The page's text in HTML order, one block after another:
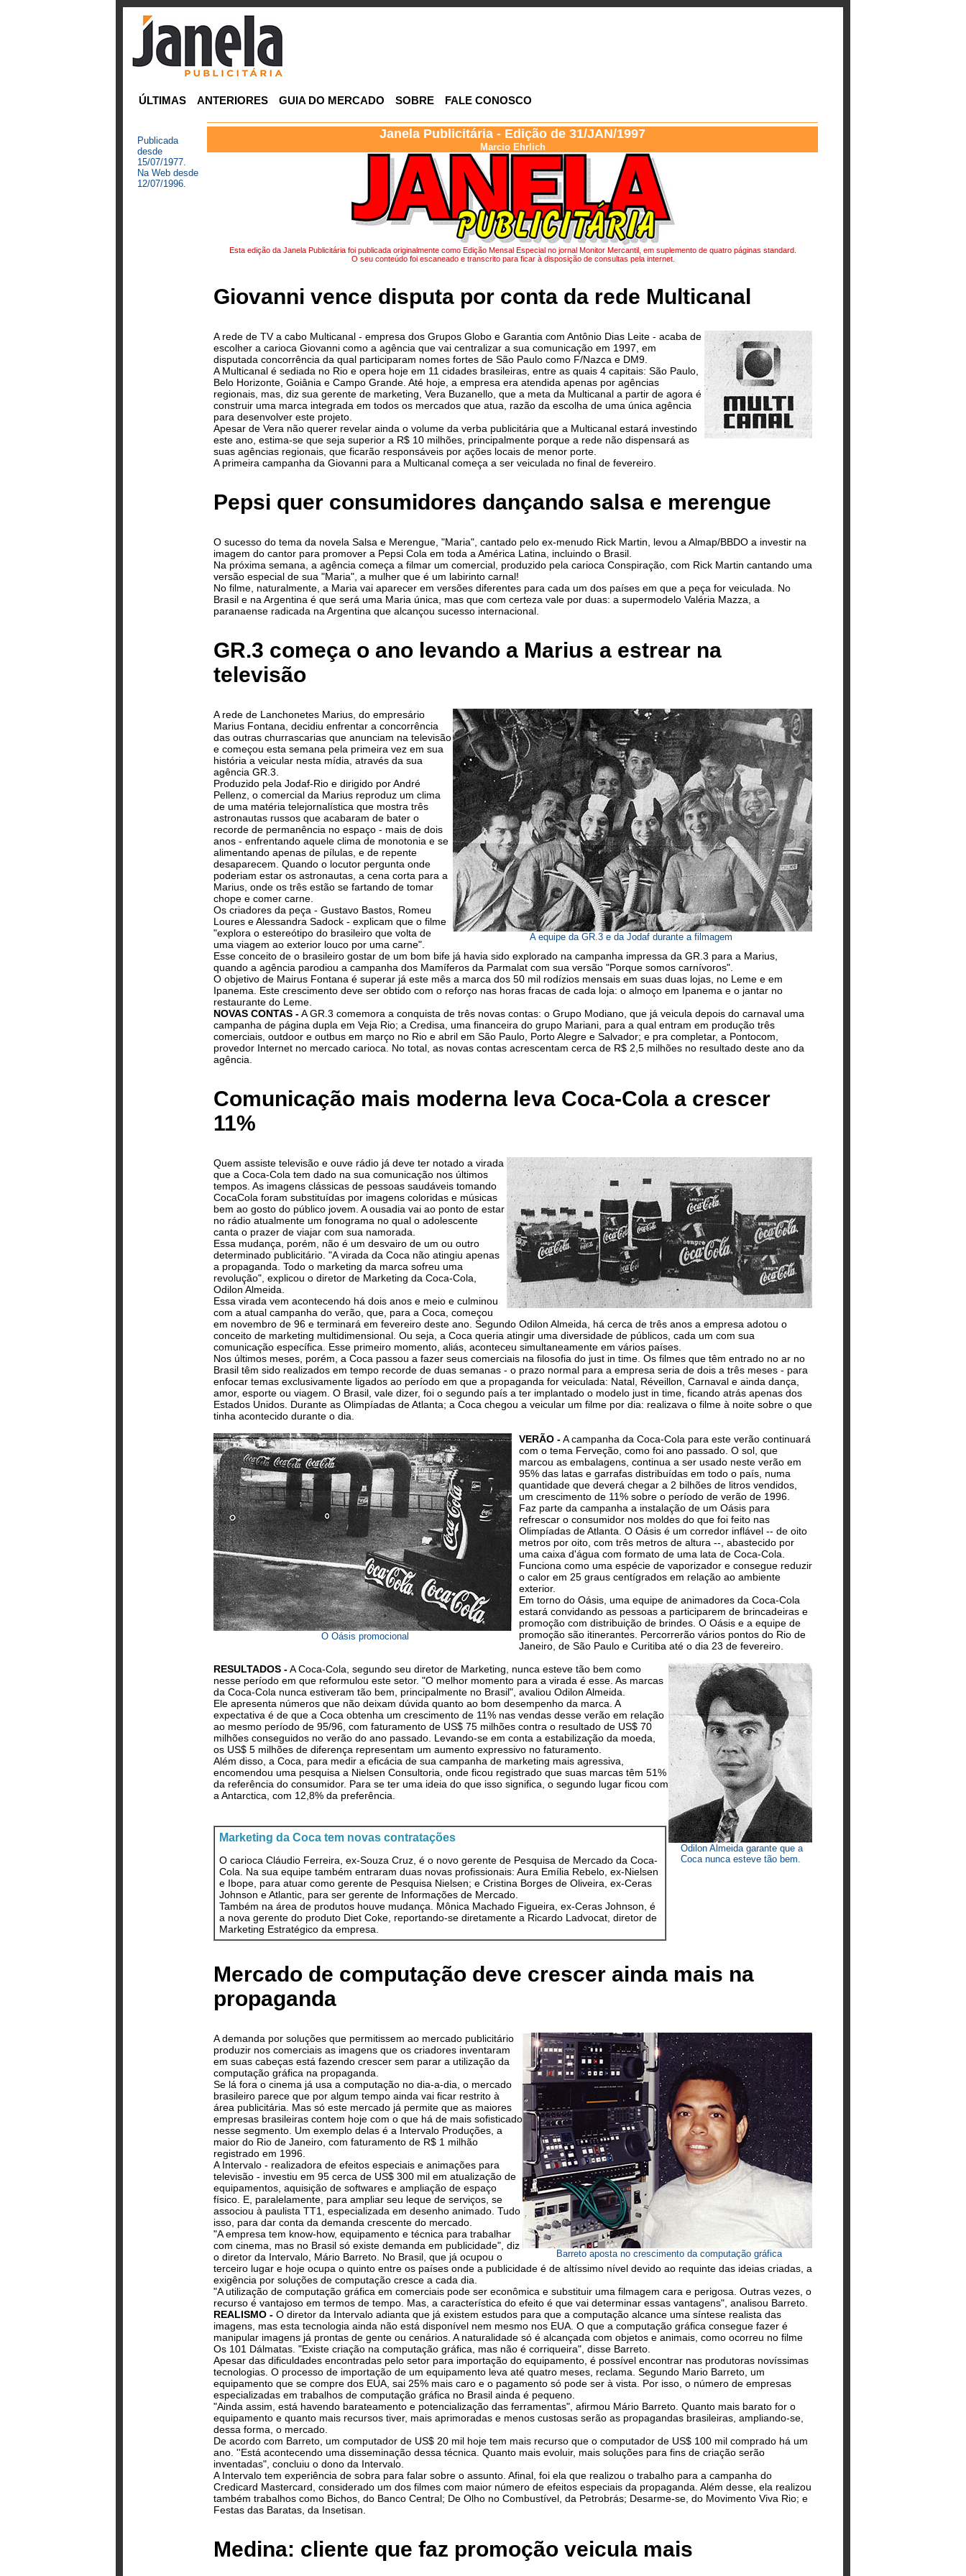
ÚLTIMAS ANTERIORES GUIA DO MERCADO SOBRE FALE CONOSCO
Publicada
desde
15/07/1977.
Na Web desde
12/07/1996.
Janela Publicitária - Edição de 31/JAN/1997
Marcio Ehrlich
Esta edição da Janela Publicitária foi publicada originalmente como Edição Mensal Especial no jornal Monitor Mercantil, em suplemento de quatro páginas standard.
O seu conteúdo foi escaneado e transcrito para ficar à disposição de consultas pela internet.
Giovanni vence disputa por conta da rede Multicanal
A rede de TV a cabo Multicanal - empresa dos Grupos Globo e Garantia com Antônio Dias Leite - acaba de
escolher a carioca Giovanni como a agência que vai centralizar a sua comunicação em 1997, em
disputada concorrência da qual participaram nomes fortes de São Paulo como F/Nazca e DM9.
A Multicanal é sediada no Rio e opera hoje em 11 cidades brasileiras, entre as quais 4 capitais: São Paulo,
Belo Horizonte, Goiânia e Campo Grande. Até hoje, a empresa era atendida apenas por agências
regionais, mas, diz sua gerente de marketing, Vera Buzanello, que a meta da Multicanal a partir de agora é
construir uma marca integrada em todos os mercados que atua, razão da escolha de uma única agência
para desenvolver este projeto.
Apesar de Vera não querer revelar ainda o volume da verba publicitária que a Multicanal estará investindo
este ano, estima-se que seja superior a R$ 10 milhões, principalmente porque a rede não dispensará as
suas agências regionais, que ficarão responsáveis por ações locais de menor porte.
A primeira campanha da Giovanni para a Multicanal começa a ser veiculada no final de fevereiro.
Pepsi quer consumidores dançando salsa e merengue
O sucesso do tema da novela Salsa e Merengue, "Maria", cantado pelo ex-menudo Rick Martin, levou a Almap/BBDO a investir na
imagem do cantor para promover a Pepsi Cola em toda a América Latina, incluindo o Brasil.
Na próxima semana, a agência começa a filmar um comercial, produzido pela carioca Conspiração, com Rick Martin cantando uma
versão especial de sua "Maria", a mulher que é um labirinto carnal!
No filme, naturalmente, a Maria vai aparecer em versões diferentes para cada um dos países em que a peça for veiculada. No
Brasil e na Argentina é que será uma Maria única, mas que com certeza vale por duas: a supermodelo Valéria Mazza, a
paranaense radicada na Argentina que alcançou sucesso internacional.
GR.3 começa o ano levando a Marius a estrear na
televisão
A equipe da GR.3 e da Jodaf durante a filmagem
A rede de Lanchonetes Marius, do empresário
Marius Fontana, decidiu enfrentar a concorrência
das outras churrascarias que anunciam na televisão
e começou esta semana pela primeira vez em sua
história a veicular nesta mídia, através da sua
agência GR.3.
Produzido pela Jodaf-Rio e dirigido por André
Pellenz, o comercial da Marius reproduz um clima
de uma matéria telejornalística que mostra três
astronautas russos que acabaram de bater o
recorde de permanência no espaço - mais de dois
anos - enfrentando aquele clima de monotonia e se
alimentando apenas de pílulas, e de repente
desaparecem. Quando o locutor pergunta onde
poderiam estar os astronautas, a cena corta para a
Marius, onde os três estão se fartando de tomar
chope e comer carne.
Os criadores da peça - Gustavo Bastos, Romeu
Loures e Alessandra Sadock - explicam que o filme
"explora o estereótipo do brasileiro que volta de
uma viagem ao exterior louco por uma carne".
Esse conceito de o brasileiro gostar de um bom bife já havia sido explorado na campanha impressa da GR.3 para a Marius,
quando a agência parodiou a campanha dos Mamíferos da Parmalat com sua versão "Porque somos carnívoros".
O objetivo de Mairus Fontana é superar já este mês a marca dos 50 mil rodízios mensais em suas duas lojas, no Leme e em
Ipanema. Este crescimento deve ser obtido com o reforço nas horas fracas de cada loja: o almoço em Ipanema e o jantar no
restaurante do Leme.
NOVAS CONTAS -A GR.3 comemora a conquista de três novas contas: o Grupo Modiano, que já veicula depois do carnaval uma
campanha de página dupla em Veja Rio; a Credisa, uma financeira do grupo Mariani, para a qual entram em produção três
comerciais, outdoor e outbus em março no Rio e abril em São Paulo, Porto Alegre e Salvador; e pra completar, a Pontocom,
provedor Internet no mercado carioca. No total, as novas contas acrescentam cerca de R$ 2,5 milhões no resultado deste ano da
agência.
Comunicação mais moderna leva Coca-Cola a crescer
11%
Quem assiste televisão e ouve rádio já deve ter notado a virada
que a Coca-Cola tem dado na sua comunicação nos últimos
tempos. As imagens clássicas de pessoas saudáveis tomando
Coca­Cola foram substituídas por imagens coloridas e músicas
bem ao gosto do público jovem. A ousadia vai ao ponto de estar
no rádio atualmente um fonograma no qual o adolescente
canta o prazer de viajar com sua namorada.
Essa mudança, porém, não é um desvairo de um ou outro
determinado publicitário. "A virada da Coca não atingiu apenas
a propaganda. Todo o marketing da marca sofreu uma
revolução", explicou o diretor de Marketing da Coca-Cola,
Odilon Almeida.
Essa virada vem acontecendo há dois anos e meio e culminou
com a atual campanha do verão, que, para a Coca, começou
em novembro de 96 e terminará em fevereiro deste ano. Segundo Odilon Almeida, há cerca de três anos a empresa adotou o
conceito de marketing multidimensional. Ou seja, a Coca queria atingir uma diversidade de públicos, cada um com sua
comunicação específica. Esse primeiro momento, aliás, aconteceu simultaneamente em vários países.
Nos últimos meses, porém, a Coca passou a fazer seus comerciais na filosofia do just in time. Os filmes que têm entrado no ar no
Brasil têm sido realizados em tempo recorde de duas semanas - o prazo normal para a empresa seria de dois a três meses - para
enfocar temas exclusivamente ligados ao período em que a propaganda for veiculada: Natal, Réveillon, Carnaval e ainda dança,
amor, esporte ou viagem. O Brasil, vale dizer, foi o segundo país a ter implantado o modelo just in time, ficando atrás apenas dos
Estados Unidos. Durante as Olimpíadas de Atlanta; a Coca chegou a veicular um filme por dia: realizava o filme à noite sobre o que
tinha acontecido durante o dia.
O Oásis promocional
VERÃO -A campanha da Coca-Cola para este verão continuará
com o tema Ferveção, como foi ano passado. O sol, que
marcou as embalagens, continua a ser usado neste verão em
95% das latas e garrafas distribuídas em todo o país, numa
quantidade que deverá chegar a 2 bilhões de litros vendidos,
um crescimento de 11% sobre o período de verão de 1996.
Faz parte da campanha a instalação de um Oásis para
refrescar o consumidor nos moldes do que foi feito nas
Olimpíadas de Atlanta. O Oásis é um corredor inflável -- de oito
metros por oito, com três metros de altura --, abastecido por
uma caixa d'água com formato de uma lata de Coca-Cola.
Funciona como uma espécie de vaporizador e consegue reduzir
o calor em 25 graus centígrados em relação ao ambiente
exterior.
Em torno do Oásis, uma equipe de animadores da Coca-Cola
estará convidando as pessoas a participarem de brincadeiras e
promoção com distribuição de brindes. O Oásis e a equipe de
promoção são itinerantes. Percorrerão vários pontos do Rio de
Janeiro, de São Paulo e Curitiba até o dia 23 de fevereiro.
Odilon Almeida garante que a
Coca nunca esteve tão bem.
RESULTADOS -A Coca-Cola, segundo seu diretor de Marketing, nunca esteve tão bem como
nesse período em que reformulou este setor. "O melhor momento para a virada é esse. As marcas
da Coca-Cola nunca estiveram tão bem, principalmente no Brasil", avaliou Odilon Almeida.
Ele apresenta números que não deixam dúvida quanto ao bom desempenho da marca. A
expectativa é de que a Coca obtenha um crescimento de 11% nas vendas desse verão em relação
ao mesmo período de 95/96, com faturamento de US$ 75 milhões contra o resultado de US$ 70
milhões conseguidos no verão do ano passado. Levando-se em conta a estabilização da moeda,
os US$ 5 milhões de diferença representam um aumento expressivo no faturamento.
Além disso, a Coca, para medir a eficácia de sua campanha de marketing mais agressiva,
encomendou uma pesquisa a Nielsen Consultoria, onde ficou registrado que suas marcas têm 51%
da referência do consumidor. Para se ter uma ideia do que isso significa, o segundo lugar ficou com
a Antarctica, com 12,8% da preferência.
Marketing da Coca tem novas contratações
O carioca Cláudio Ferreira, ex-Souza Cruz, é o novo gerente de Pesquisa de Mercado da Coca-
Cola. Na sua equipe também entraram duas novas profissionais: Aura Emília Rebelo, ex-Nielsen
e Ibope, para atuar como gerente de Pesquisa Nielsen; e Cristina Borges de Oliveira, ex-Ceras
Johnson e Atlantic, para ser gerente de Informações de Mercado.
Também na área de produtos houve mudança. Mônica Machado Figueira, ex-Ceras Johnson, é
a nova gerente do produto Diet Coke, reportando-se diretamente a Ricardo Ladvocat, diretor de
Marketing Estratégico da empresa.
Mercado de computação deve crescer ainda mais na
propaganda
Barreto aposta no crescimento da computação gráfica
A demanda por soluções que permitissem ao mercado publicitário
produzir nos comerciais as imagens que os criadores inventaram
em suas cabeças está fazendo crescer sem parar a utilização da
computação gráfica na propaganda.
Se lá fora o cinema já usa a computação no dia-a-dia, o mercado
brasileiro parece que por algum tempo ainda vai ficar restrito à
área publicitária. Mas só este mercado já permite que as maiores
empresas brasileiras contem hoje com o que há de mais sofisticado
nesse segmento. Um exemplo delas é a Intervalo Produções, a
maior do Rio de Janeiro, com faturamento de R$ 1 milhão
registrado em 1996.
A Intervalo - realizadora de efeitos especiais e animações para
televisão - investiu em 95 cerca de US$ 300 mil em atualização de
equipamentos, aquisição de softwares e ampliação de espaço
físico. E, paralelamente, para ampliar seu leque de serviços, se
associou à paulista TT1, especializada em desenho animado. Tudo
isso, para dar conta da demanda crescente do mercado.
"A empresa tem know-how, equipamento e técnica para trabalhar
com cinema, mas no Brasil só existe demanda em publicidade", diz
o diretor da Intervalo, Mário Barreto. No Brasil, que já ocupou o
terceiro lugar e hoje ocupa o quinto entre os países onde a publicidade é de altíssimo nível devido ao requinte das ideias criadas, a
exigência por soluções de computação cresce a cada dia.
"A utilização de computação gráfica em comerciais pode ser econômica e substituir uma filmagem cara e perigosa. Outras vezes, o
recurso é vantajoso em termos de tempo. Mas, a característica do efeito é que vai determinar essas vantagens", analisou Barreto.
REALISMO - O diretor da Intervalo adianta que já existem estudos para que a computação alcance uma síntese realista das
imagens, mas esta tecnologia ainda não está disponível nem mesmo nos EUA. O que a computação gráfica consegue fazer é
manipular imagens já prontas de gente ou cenários. A naturalidade só é alcançada com objetos e animais, como ocorreu no filme
Os 101 Dálmatas. "Existe criação na computação gráfica, mas não é corriqueira", disse Barreto.
Apesar das dificuldades encontradas pelo setor para importação do equipamento, é possível encontrar nas produtoras novíssimas
tecnologias. O processo de importação de um equipamento leva até quatro meses, reclama. Segundo Mario Barreto, um
equipamento que se compre dos EUA, sai 25% mais caro e o pagamento só pode ser à vista. Por isso, o número de empresas
especializadas em trabalhos de computação gráfica no Brasil ainda é pequeno.
"Ainda assim, está havendo barateamento e potencialização das ferramentas", afirmou Mário Barreto. Quanto mais barato for o
equipamento e quanto mais recursos tiver, mais aprimoradas e menos custosas serão as propagandas brasileiras, ampliando-se,
dessa forma, o mercado.
De acordo com Barreto, um computador de US$ 20 mil hoje tem mais recurso que o computador de US$ 100 mil comprado há um
ano. ''Está acontecendo uma disseminação dessa técnica. Quanto mais evoluir, mais soluções para fins de criação serão
inventadas", concluiu o dono da Intervalo.
A Intervalo tem experiência de sobra para falar sobre o assunto. Afinal, foi ela que realizou o trabalho para a campanha do
Credicard Mastercard, considerado um dos filmes com maior número de efeitos especiais da propaganda. Além desse, ela realizou
também trabalhos como Bichos, do Banco Central; De Olho no Combustível, da Petrobrás; Desarme-se, do Movimento Viva Rio; e
Festas das Baratas, da Insetisan.
Medina: cliente que faz promoção veicula mais